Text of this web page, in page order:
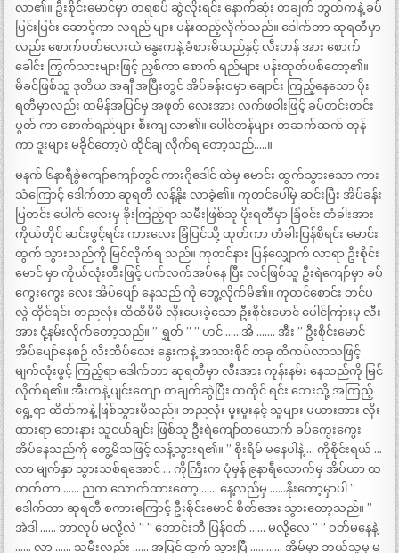
လာ၏။ ဦးစိုင်းမောင်မှာ တရစပ် ဆွဲလိုးရင်း နောက်ဆုံး တချက် ဘွတ်ကနဲ့ ခပ်
ပြင်းပြင်း ဆောင့်ကာ လရည် များ ပန်းထည့်လိုက်သည်။ ဒေါက်တာ ဆုရတီမှာ
လည်း စောက်ပတ်လေးထဲ နွေးကနဲ့ ခံစားမိသည်နှင့် လီးတန် အား စောက်
ခေါင်း ကြွက်သားများဖြင့် ညှစ်ကာ စောက် ရည်များ ပန်းထုတ်ပစ်တော့၏။
မိခင်ဖြစ်သူ ဒုတိယ အချီ အပြီးတွင် အိပ်ခန်းဝမှာ ချောင်း ကြည့်နေသော ပိုး
ရတီမှာလည်း ထမိန်အပြင်မှ အဖုတ် လေးအား လက်ဖဝါးဖြင့် ခပ်တင်းတင်း
ပွတ် ကာ စောက်ရည်များ စီးကျ လာ၏။ ပေါင်တန်များ တဆက်ဆက် တုန်
ကာ ဒူးများ မခိုင်တော့ပဲ ထိုင်ချ လိုက်ရ တော့သည်…..။
မနက် ၆နာရီခွဲကျော်ကျော်တွင် ကားဂိုဒေါင် ထဲမှ မောင်း ထွက်သွားသော ကား
သံကြောင့် ဒေါက်တာ ဆုရတီ လန့်နိုး လာခဲ့၏။ ကုတင်ပေါ်မှ ဆင်းပြီး အိပ်ခန်း
ပြတင်း ပေါက် လေးမှ ခိုးကြည့်ရာ သမီးဖြစ်သူ ပိုးရတီမှာ ခြံဝင်း တံခါးအား
ကိုယ်တိုင် ဆင်းဖွင့်ရင်း ကားလေး ခြံပြင်သို့ ထုတ်ကာ တံခါးပြန်စိရင်း မောင်း
ထွက် သွားသည်ကို မြင်လိုက်ရ သည်။ ကုတင်နား ပြန်လျှောက် လာရာ ဦးစိုင်း
မောင် မှာ ကိုယ်လုံးတီးဖြင့် ပက်လက်အပ်နေ ပြီး လင်ဖြစ်သူ ဦးရဲကျော်မှာ ခပ်
ကွေးကွေး လေး အိပ်ပျော် နေသည် ကို တွေ့လိုက်မိ၏။ ကုတင်စောင်း တင်ပ
လွဲ ထိုင်ရင်း တညလုံး ထိထိမိမိ လိုးပေးခဲ့သော ဦးစိုင်းမောင် ပေါင်ကြားမှ လီး
အား ငုံ့နမ်းလိုက်တော့သည်။ ” ရွှတ် ” ” ဟင် ……အိ ……. အီး ” ဦးစိုင်းမောင်
အိပ်ပျော်နေစဉ် လီးထိပ်လေး နွေးကနဲ့ အသားစိုင် တခု ထိကပ်လာသဖြင့်
မျက်လုံးဖွင့် ကြည့်ရာ ဒေါက်တာ ဆုရတီမှာ လီးအား ကုန်းနမ်း နေသည်ကို မြင်
လိုက်ရ၏။ အီးကနဲ့ ပျင်းကျော တချက်ဆွဲပြီး ထထိုင် ရင်း ဘေးသို့ အကြည့်
ရွေ့ရာ ထိတ်ကနဲ့ ဖြစ်သွားမိသည်။ တညလုံး မူးမူးနှင့် သူများ မယားအား လိုး
ထားရာ ဘေးနား သူငယ်ချင်း ဖြစ်သူ ဦးရဲကျော်တယောက် ခပ်ကွေးကွေး
အိပ်နေသည်ကို တွေ့မိသဖြင့် လန့်သွားရ၏။ ” စိုးရိမ် မနေပါနဲ့ … ကိုစိုင်းရယ် …
လာ မျက်နှာ သွားသစ်ရအောင် … ကိုကြီးက ပုံမှန် ၉နာရီလောက်မှ အိပ်ယာ ထ
တတ်တာ …… ညက သောက်ထားတော့ …… နေ့လည်မှ ……နိုးတော့မှာပါ ”
ဒေါက်တာ ဆုရတီ စကားကြောင့် ဦးစိုင်းမောင် စိတ်အေး သွားတော့သည်။ ”
အဲဒါ …… ဘာလုပ် မလို့လဲ ” ” ဘောင်းဘီ ပြန်ဝတ် …… မလို့လေ ” ” ဝတ်မနေနဲ့
…… လာ …… သမီးလည်း …… အပြင် ထွက် သွားပြီ ………… အိမ်မှာ ဘယ်သူမှ မ